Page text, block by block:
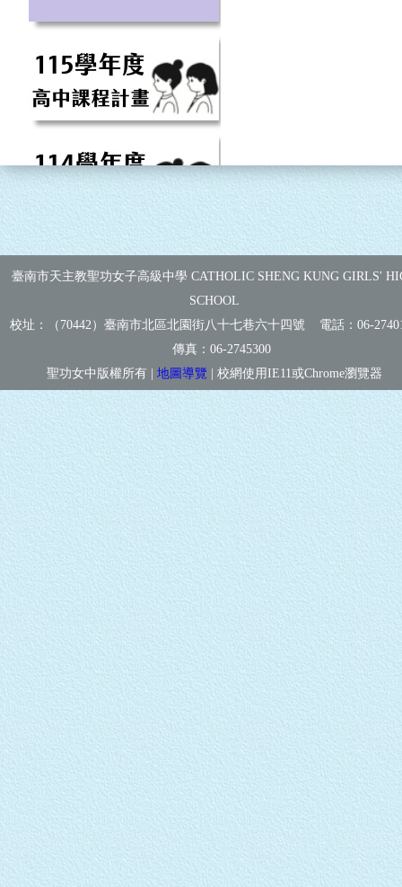
臺南市天主教聖功女子高級中學 CATHOLIC SHENG KUNG GIRLS'
SCHOOL
校址：（70442）臺南市北區北園街八十七巷六十四號 電話：06-
傳真： 06-2745300
聖功女中版權所有 | 地圖導覽 | 校網使用IE11或Chrome瀏覽器